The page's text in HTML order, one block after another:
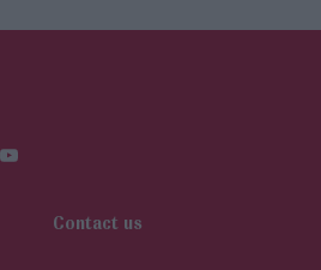
Contact us